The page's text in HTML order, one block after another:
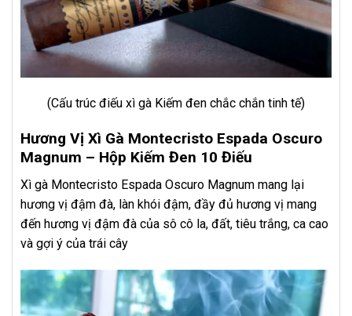
(Cấu trúc điếu xì gà Kiếm đen chắc chắn tinh tế)
Hương Vị Xì Gà Montecristo Espada Oscuro
Magnum – Hộp Kiếm Đen 10 Điếu
Xì gà Montecristo Espada Oscuro Magnum mang lại
hương vị đậm đà, làn khói đậm, đầy đủ hương vị mang
đến hương vị đậm đà của sô cô la, đất, tiêu trắng, ca cao
và gợi ý của trái cây